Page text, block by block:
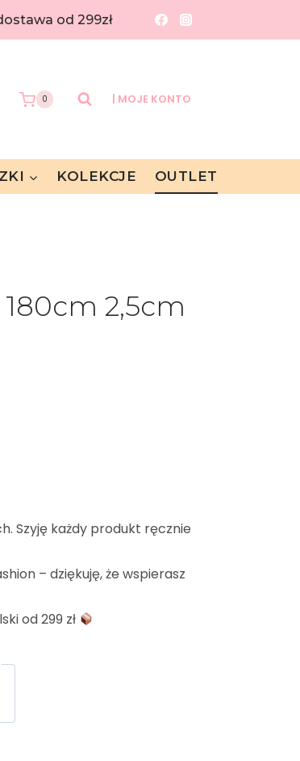
od 299zł
0 | MOJE KONTO
KOLEKCJE OUTLET
180cm 2,5cm
Szyję każdy produkt ręcznie
– dziękuję, że wspierasz
od 299 zł